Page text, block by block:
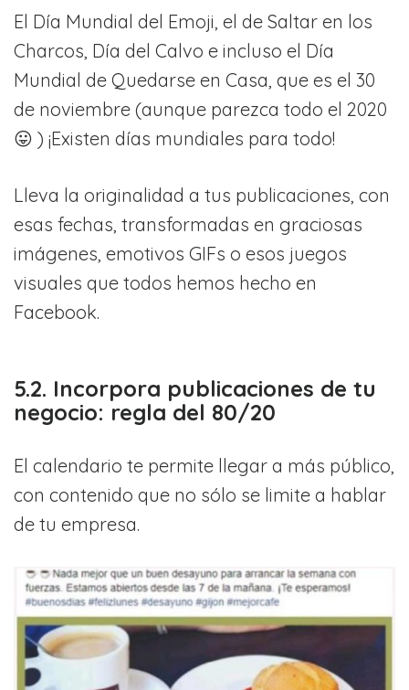
El Día Mundial del Emoji, el de Saltar en los
Charcos, Día del Calvo e incluso el Día
Mundial de Quedarse en Casa, que es el 30
de noviembre (aunque parezca todo el 2020
😛 ) ¡Existen días mundiales para todo!
Lleva la originalidad a tus publicaciones, con
esas fechas, transformadas en graciosas
imágenes, emotivos GIFs o esos juegos
visuales que todos hemos hecho en
Facebook.
5.2. Incorpora publicaciones de tu
negocio: regla del 80/20
El calendario te permite llegar a más público,
con contenido que no sólo se limite a hablar
de tu empresa.